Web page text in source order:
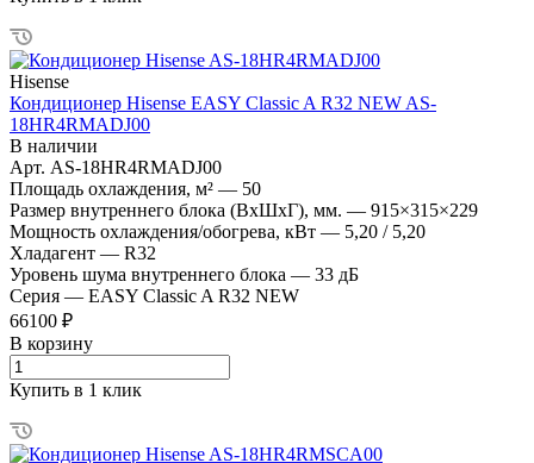
Hisense
Кондиционер Hisense EASY Classic A R32 NEW AS-
18HR4RMADJ00
В наличии
Арт. AS-18HR4RMADJ00
Площадь охлаждения, м² — 50
Размер внутреннего блока (ВхШхГ), мм. — 915×315×229
Мощность охлаждения/обогрева, кВт — 5,20 / 5,20
Хладагент — R32
Уровень шума внутреннего блока — 33 дБ
Серия — EASY Classic A R32 NEW
66100 ₽
В корзину
Купить в 1 клик